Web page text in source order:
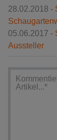
28.02.2018 -
05.06.2017 -
Aussteller